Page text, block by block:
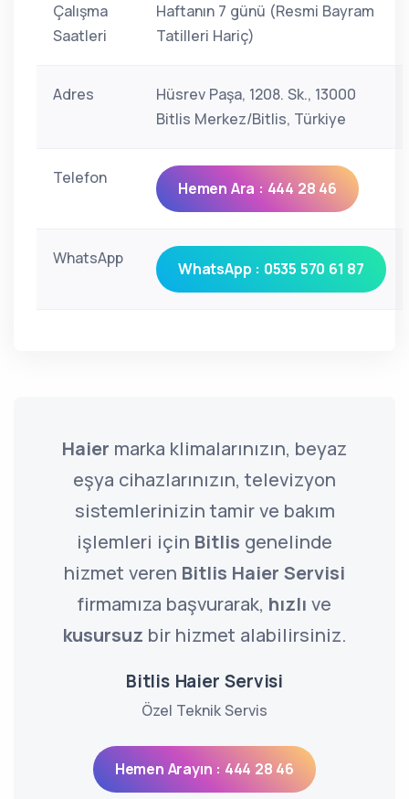
Çalışma
Saatleri
Haftanın 7 günü (Resmi Bayram
Tatilleri Hariç)
Adres
Hüsrev Paşa, 1208. Sk., 13000
Bitlis Merkez/Bitlis, Türkiye
Telefon
Hemen Ara : 444 28 46
WhatsApp
WhatsApp : 0535 570 61 87
Haier marka klimalarınızın, beyaz
eşya cihazlarınızın, televizyon
sistemlerinizin tamir ve bakım
işlemleri için Bitlis genelinde
hizmet veren Bitlis Haier Servisi
firmamıza başvurarak, hızlı ve
kusursuz bir hizmet alabilirsiniz.
Bitlis Haier Servisi
Özel Teknik Servis
Hemen Arayın : 444 28 46